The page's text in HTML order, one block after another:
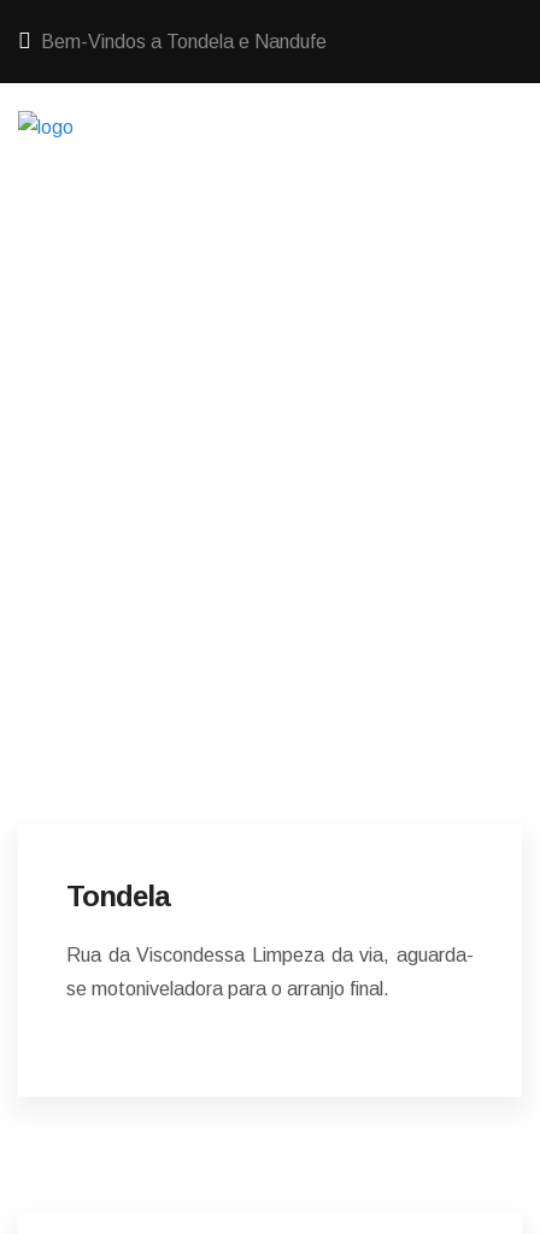
Bem-Vindos a Tondela e Nandufe
Tondela
Rua da Viscondessa Limpeza da via, aguarda-
se motoniveladora para o arranjo final.